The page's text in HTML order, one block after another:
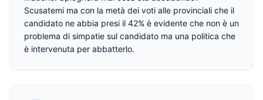
Scusatemi ma con la metà dei voti alle provinciali che il
candidato ne abbia presi il 42% è evidente che non è un
problema di simpatie sul candidato ma una politica che
è intervenuta per abbatterlo.